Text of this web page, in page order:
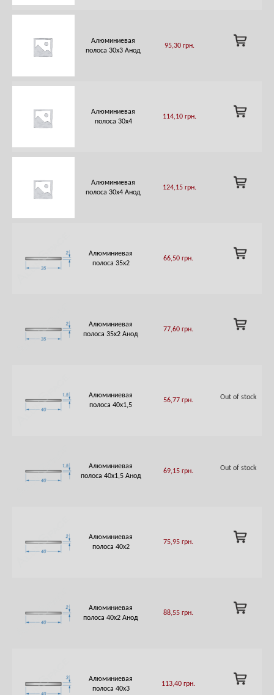
Алюминиевая
полоса 30х3 Анод
95,30 грн.
ADD
TO
Алюминиевая
полоса 30х4
114,10 грн.
ADD
TO
Алюминиевая
полоса 30х4 Анод
124,15 грн.
ADD
TO
Алюминиевая
полоса 35х2
66,50 грн.
ADD
TO
Алюминиевая
полоса 35х2 Анод
77,60 грн.
ADD
TO
Алюминиевая
полоса 40х1,5
56,77 грн. Out of stock
Алюминиевая
полоса 40х1,5 Анод
69,15 грн. Out of stock
Алюминиевая
полоса 40х2
75,95 грн.
ADD
TO
Алюминиевая
полоса 40х2 Анод
88,55 грн.
ADD
TO
Алюминиевая
полоса 40х3
113,40 грн.
ADD
TO